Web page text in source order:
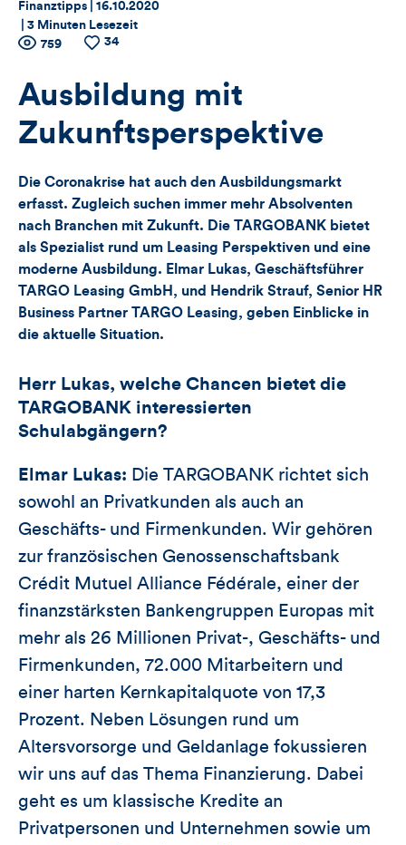
Thema:
Finanztipps | Datum:
16.10.2020
3 Minuten Lesezeit
Zähler
für
Views,
Likes
und
Kommentare
dieses
Artikels
Anzahl
Views
759
Anzahl
Likes
34
Ausbildung mit
Zukunftsperspektive
Die Coronakrise hat auch den Ausbildungsmarkt
erfasst. Zugleich suchen immer mehr Absolventen
nach Branchen mit Zukunft. Die TARGOBANK bietet
als Spezialist rund um Leasing Perspektiven und eine
moderne Ausbildung. Elmar Lukas, Geschäftsführer
TARGO Leasing GmbH, und Hendrik Strauf, Senior HR
Business Partner TARGO Leasing, geben Einblicke in
die aktuelle Situation.
Herr Lukas, welche Chancen bietet die
TARGOBANK interessierten
Schulabgängern?
Elmar Lukas: Die TARGOBANK richtet sich
sowohl an Privatkunden als auch an
Geschäfts- und Firmenkunden. Wir gehören
zur französischen Genossenschaftsbank
Crédit Mutuel Alliance Fédérale, einer der
finanzstärksten Bankengruppen Europas mit
mehr als 26 Millionen Privat-, Geschäfts- und
Firmenkunden, 72.000 Mitarbeitern und
einer harten Kernkapitalquote von 17,3
Prozent. Neben Lösungen rund um
Altersvorsorge und Geldanlage fokussieren
wir uns auf das Thema Finanzierung. Dabei
geht es um klassische Kredite an
Privatpersonen und Unternehmen sowie um